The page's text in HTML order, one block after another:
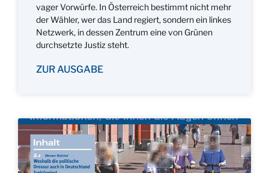
vager Vorwürfe. In Österreich bestimmt nicht mehr
der Wähler, wer das Land regiert, sondern ein linkes
Netzwerk, in dessen Zentrum eine von Grünen
durchsetzte Justiz steht.
ZUR AUSGABE